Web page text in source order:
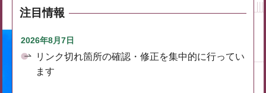
注目情報
2026年8月7日
リンク切れ箇所の確認・修正を集中的に行ってい
ます